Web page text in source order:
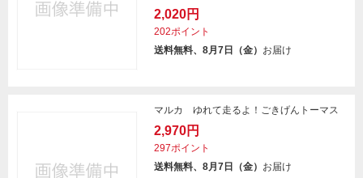
2,020円
202ポイント
送料無料、8月7日（金） お届け
マルカ ゆれて走るよ！ごきげんトーマス
2,970円
297ポイント
送料無料、8月7日（金） お届け